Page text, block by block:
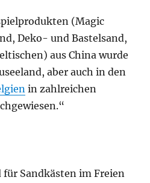
(Magic
Deko- und Bastelsand,
aus China wurde
aber auch in den
in zahlreichen
für Sandkästen im Freien